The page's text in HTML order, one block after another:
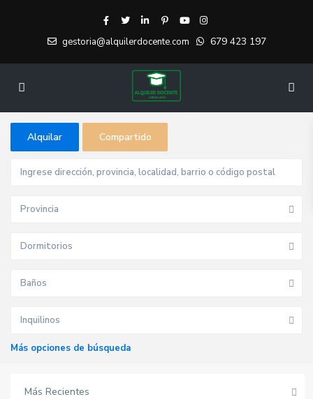
gestoria@alquilerdocente.com 679 423 197
Alquilar Compartido
Provincia
Dormitorios
Baños
Inquilinos
Más opciones de búsqueda
Más Recientes